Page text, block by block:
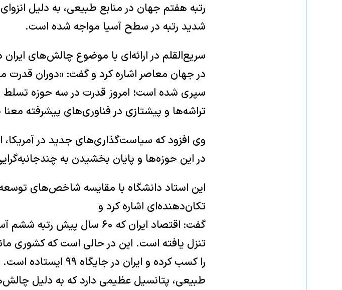
رتبه هفتم جهان در منابع طبیعی، به دلیل
شدید رتبه در سطح آسیا مواجه شده است.
سریع‌القلم در ارائه‌ای با موضوع چالش‌های
در جهان معاصر اشاره کرد و گفت: «دوران
سپری شده است؛ امروز قدرت در سه حوزه تسلط
تراشه‌ها و پیشتازی در فناوری‌های پیشرفته
وی افزود که سیاست‌گذاری‌های جدید در آمریکا،
در این حوزه‌ها و پایان بخشیدن به
این استاد دانشگاه با مقایسه شاخص‌های
تکان‌دهنده‌ای اشاره کرد و
طبیعی، پتانسیل عظیمی دارد که به دلیل